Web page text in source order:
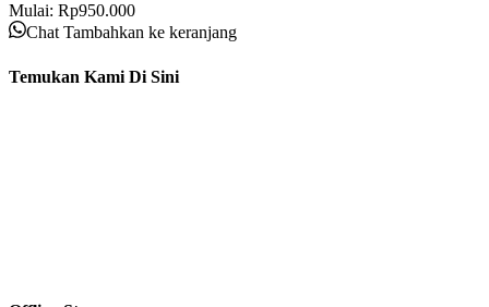
Mulai: Rp950.000
Chat Tambahkan ke keranjang
Temukan Kami Di Sini